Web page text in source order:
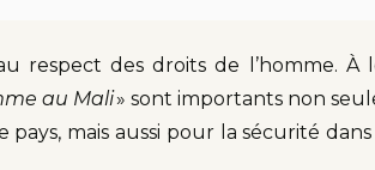
respect des droits de l’homme. À
au Mali» sont importants non
mais aussi pour la sécurité